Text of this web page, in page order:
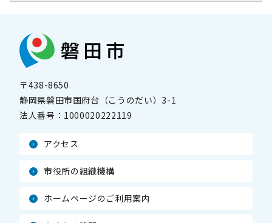
〒438-8650
静岡県磐田市国府台（こうのだい）3-1
法人番号： 1000020222119
アクセス
市役所の組織機構
ホームページのご利用案内